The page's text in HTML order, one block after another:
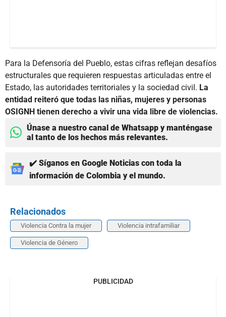
Para la Defensoría del Pueblo, estas cifras reflejan desafíos
estructurales que requieren respuestas articuladas entre el
Estado, las autoridades territoriales y la sociedad civil. La
entidad reiteró que todas las niñas, mujeres y personas
OSIGNH tienen derecho a vivir una vida libre de violencias.
Únase a nuestro canal de Whatsapp y manténgase
al tanto de los hechos más relevantes.
✔️ Síganos en Google Noticias con toda la
información de Colombia y el mundo.
Relacionados
Violencia Contra la mujer Violencia intrafamiliar
Violencia de Género
PUBLICIDAD